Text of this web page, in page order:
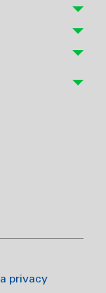
privacy